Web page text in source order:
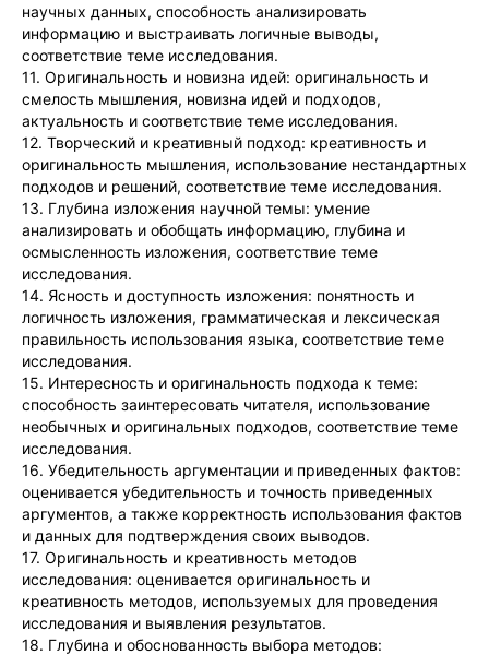
научных данных, способность анализировать
информацию и выстраивать логичные выводы,
соответствие теме исследования.
11. Оригинальность и новизна идей: оригинальность и
смелость мышления, новизна идей и подходов,
актуальность и соответствие теме исследования.
12. Творческий и креативный подход: креативность и
оригинальность мышления, использование нестандартных
подходов и решений, соответствие теме исследования.
13. Глубина изложения научной темы: умение
анализировать и обобщать информацию, глубина и
осмысленность изложения, соответствие теме
исследования.
14. Ясность и доступность изложения: понятность и
логичность изложения, грамматическая и лексическая
правильность использования языка, соответствие теме
исследования.
15. Интересность и оригинальность подхода к теме:
способность заинтересовать читателя, использование
необычных и оригинальных подходов, соответствие теме
исследования.
16. Убедительность аргументации и приведенных фактов:
оценивается убедительность и точность приведенных
аргументов, а также корректность использования фактов
и данных для подтверждения своих выводов.
17. Оригинальность и креативность методов
исследования: оценивается оригинальность и
креативность методов, используемых для проведения
исследования и выявления результатов.
18. Глубина и обоснованность выбора методов: